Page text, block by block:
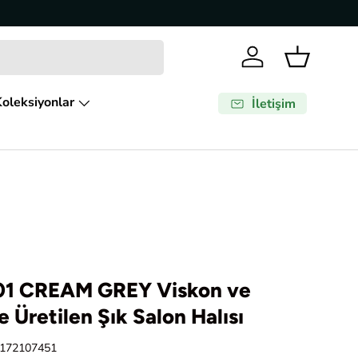
Giriş YapSepet
İletişim
CREAM GREY Viskon ve
Şık Salon Halısı